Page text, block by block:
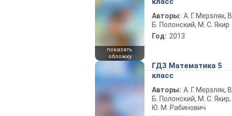
показать
обложку
Авторы: А. Г. Мерзляк, В.
Б. Полонский, М. С. Якир
Год: 2013
ГДЗ Математика 5
класс
Авторы: А. Г. Мерзляк, В.
Б. Полонский, М. С. Якир,
Ю. М. Рабинович